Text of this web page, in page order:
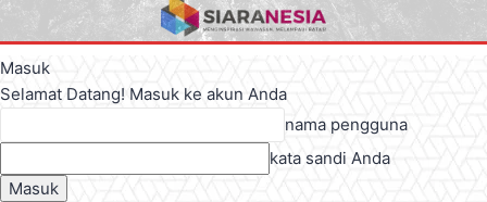
Masuk
Selamat Datang! Masuk ke akun Anda
nama pengguna
kata sandi Anda